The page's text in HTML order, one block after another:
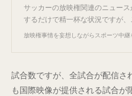
サッカーの放映権関連のニュー
するだけで精一杯な状況ですが
放映権事情を妄想しながらスポーツ中継
試合数ですが、全試合が配信さ
も国際映像が提供される試合